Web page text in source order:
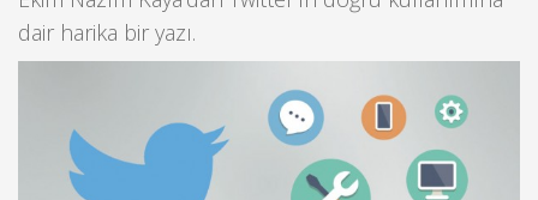
dair harika bir yazı.